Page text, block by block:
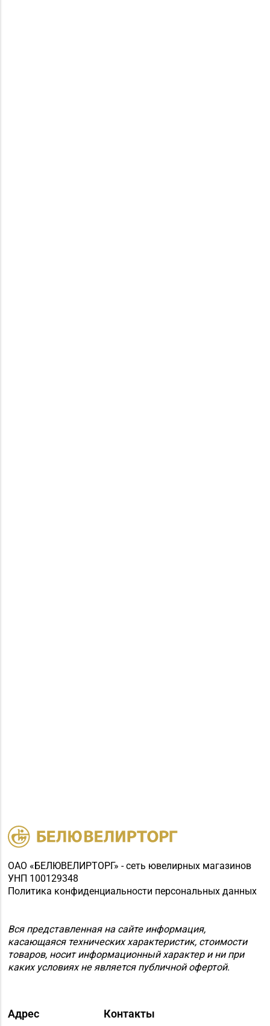
ОАО «БЕЛЮВЕЛИРТОРГ» - сеть ювелирных магазинов
УНП 100129348
Политика конфиденциальности персональных данных
Вся представленная на сайте информация,
касающаяся технических характеристик, стоимости
товаров, носит информационный характер и ни при
каких условиях не является публичной офертой.
Адрес Контакты